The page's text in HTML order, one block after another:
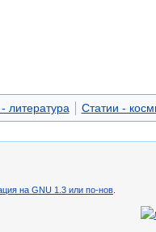
литература Статии -
на GNU 1.3 или по-нов